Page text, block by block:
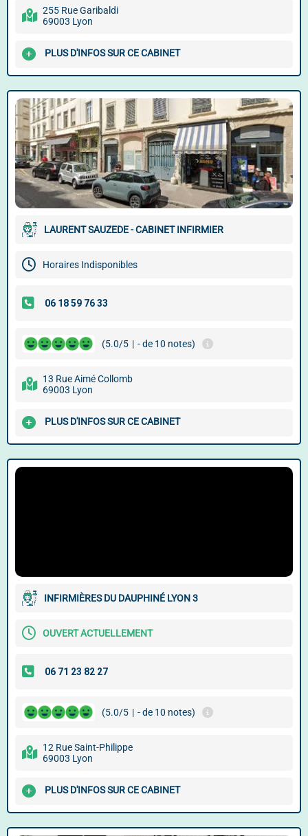
255 Rue Garibaldi
69003 Lyon
PLUS D'INFOS SUR CE CABINET
LAURENT SAUZEDE - CABINET INFIRMIER
Horaires Indisponibles
(5.0/5 | - de 10 notes)
13 Rue Aimé Collomb
69003 Lyon
PLUS D'INFOS SUR CE CABINET
INFIRMIÈRES DU DAUPHINÉ LYON 3
OUVERT ACTUELLEMENT
(5.0/5 | - de 10 notes)
12 Rue Saint-Philippe
69003 Lyon
PLUS D'INFOS SUR CE CABINET